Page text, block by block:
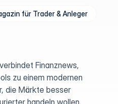
für Trader & Anleger
brauchen.
Finanznews,
zu einem modernen
die Märkte besser
handeln wollen.